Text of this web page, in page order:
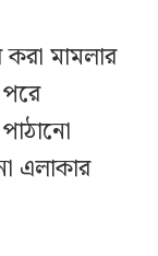
মামলার
এলাকার